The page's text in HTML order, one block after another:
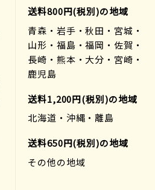
送料800円(税別)の地域
青森・岩手・秋田・宮城・
山形・福島・福岡・佐賀・
長崎・熊本・大分・宮崎・
鹿児島
送料1,200円(税別)の地域
北海道・沖縄・離島
送料650円(税別)の地域
その他の地域